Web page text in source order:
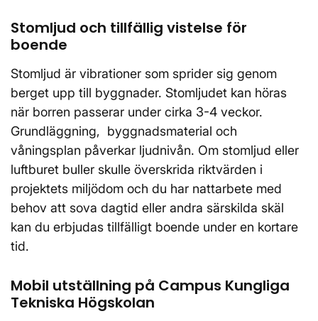
Stomljud och tillfällig vistelse för
boende
Stomljud är vibrationer som sprider sig genom
berget upp till byggnader. Stomljudet kan höras
när borren passerar under cirka 3-4 veckor.
Grundläggning, byggnadsmaterial och
våningsplan påverkar ljudnivån. Om stomljud eller
luftburet buller skulle överskrida riktvärden i
projektets miljödom och du har nattarbete med
behov att sova dagtid eller andra särskilda skäl
kan du erbjudas tillfälligt boende under en kortare
tid.
Mobil utställning på Campus Kungliga
Tekniska Högskolan